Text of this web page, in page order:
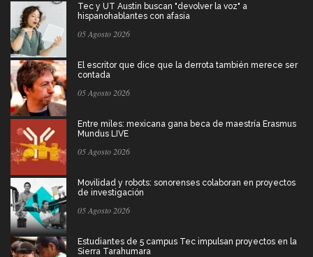
Tec y UT Austin buscan "devolver la voz" a
hispanohablantes con afasia
05 Agosto 2026
El escritor que dice que la derrota también merece ser
contada
05 Agosto 2026
Entre miles: mexicana gana beca de maestría Erasmus
Mundus LIVE
05 Agosto 2026
Movilidad y robots: sonorenses colaboran en proyectos
de investigación
05 Agosto 2026
Estudiantes de 5 campus Tec impulsan proyectos en la
Sierra Tarahumara